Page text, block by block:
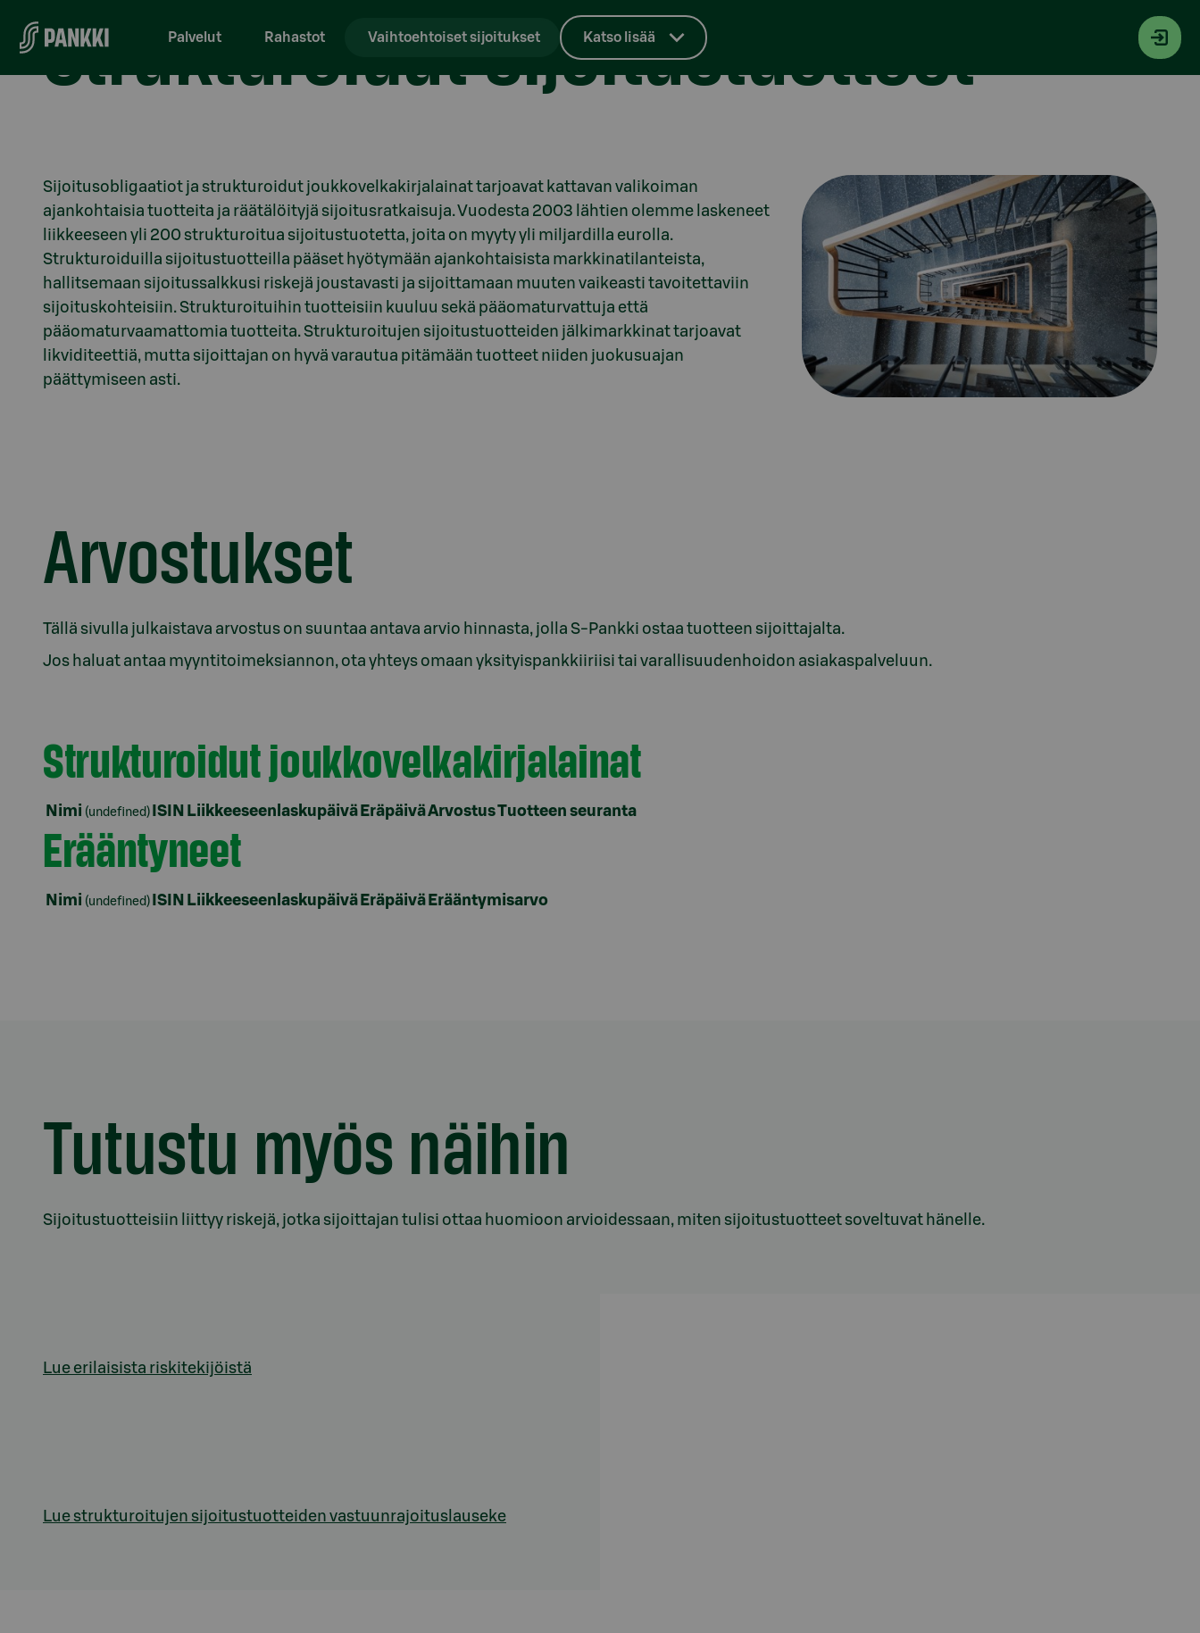
Palvelut Rahastot Vaihtoehtoiset sijoitukset Katso lisää
Strukturoidut sijoitustuotteet
Sijoitusobligaatiot ja strukturoidut joukkovelkakirjalainat tarjoavat kattavan valikoiman
ajankohtaisia tuotteita ja räätälöityjä sijoitusratkaisuja. Vuodesta 2003 lähtien olemme laskeneet
liikkeeseen yli 200 strukturoitua sijoitustuotetta, joita on myyty yli miljardilla eurolla.
Strukturoiduilla sijoitustuotteilla pääset hyötymään ajankohtaisista markkinatilanteista,
hallitsemaan sijoitussalkkusi riskejä joustavasti ja sijoittamaan muuten vaikeasti tavoitettaviin
sijoituskohteisiin. Strukturoituihin tuotteisiin kuuluu sekä pääomaturvattuja että
pääomaturvaamattomia tuotteita. Strukturoitujen sijoitustuotteiden jälkimarkkinat tarjoavat
likviditeettiä, mutta sijoittajan on hyvä varautua pitämään tuotteet niiden juokusuajan
päättymiseen asti.
Arvostukset
Tällä sivulla julkaistava arvostus on suuntaa antava arvio hinnasta, jolla S-Pankki ostaa tuotteen sijoittajalta.
Jos haluat antaa myyntitoimeksiannon, ota yhteys omaan yksityispankkiiriisi tai varallisuudenhoidon asiakaspalveluun.
Osio otsikolla Strukturoidut joukkovelkakirjalainat
Strukturoidut joukkovelkakirjalainat
Nimi (undefined) ISIN Liikkeeseenlaskupäivä EräpäiväArvostusTuotteen seuranta
Osio otsikolla Erääntyneet
Erääntyneet
Nimi (undefined) ISIN Liikkeeseenlaskupäivä Eräpäivä Erääntymisarvo
Tutustu myös näihin
Sijoitustuotteisiin liittyy riskejä, jotka sijoittajan tulisi ottaa huomioon arvioidessaan, miten sijoitustuotteet soveltuvat hänelle.
Lue erilaisista riskitekijöistä
Lue strukturoitujen sijoitustuotteiden vastuunrajoituslauseke